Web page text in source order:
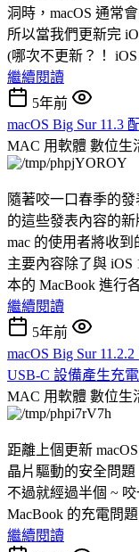
洞時，macOS 通常
所以當我們更新完
(哪次不更新？！
繼續閱讀
5年前
macOS Big Sur 11.3
MAC 用軟體 數位生
隨著咬一口春季的
的這些發表內容的
mac 的使用者將收到
主要內容除了與 iOS
本的 MacBook 進行
繼續閱讀
5年前
macOS Big Sur
USB-C 設備產生充
MAC 用軟體 數位生
距離上個更新
晶片驅動的安全問題
不過就經過半個 ~
MacBook 的充電問題
繼續閱讀